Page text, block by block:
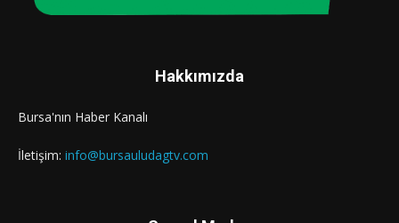
Hakkımızda
Bursa'nın Haber Kanalı
İletişim: info@bursauludagtv.com